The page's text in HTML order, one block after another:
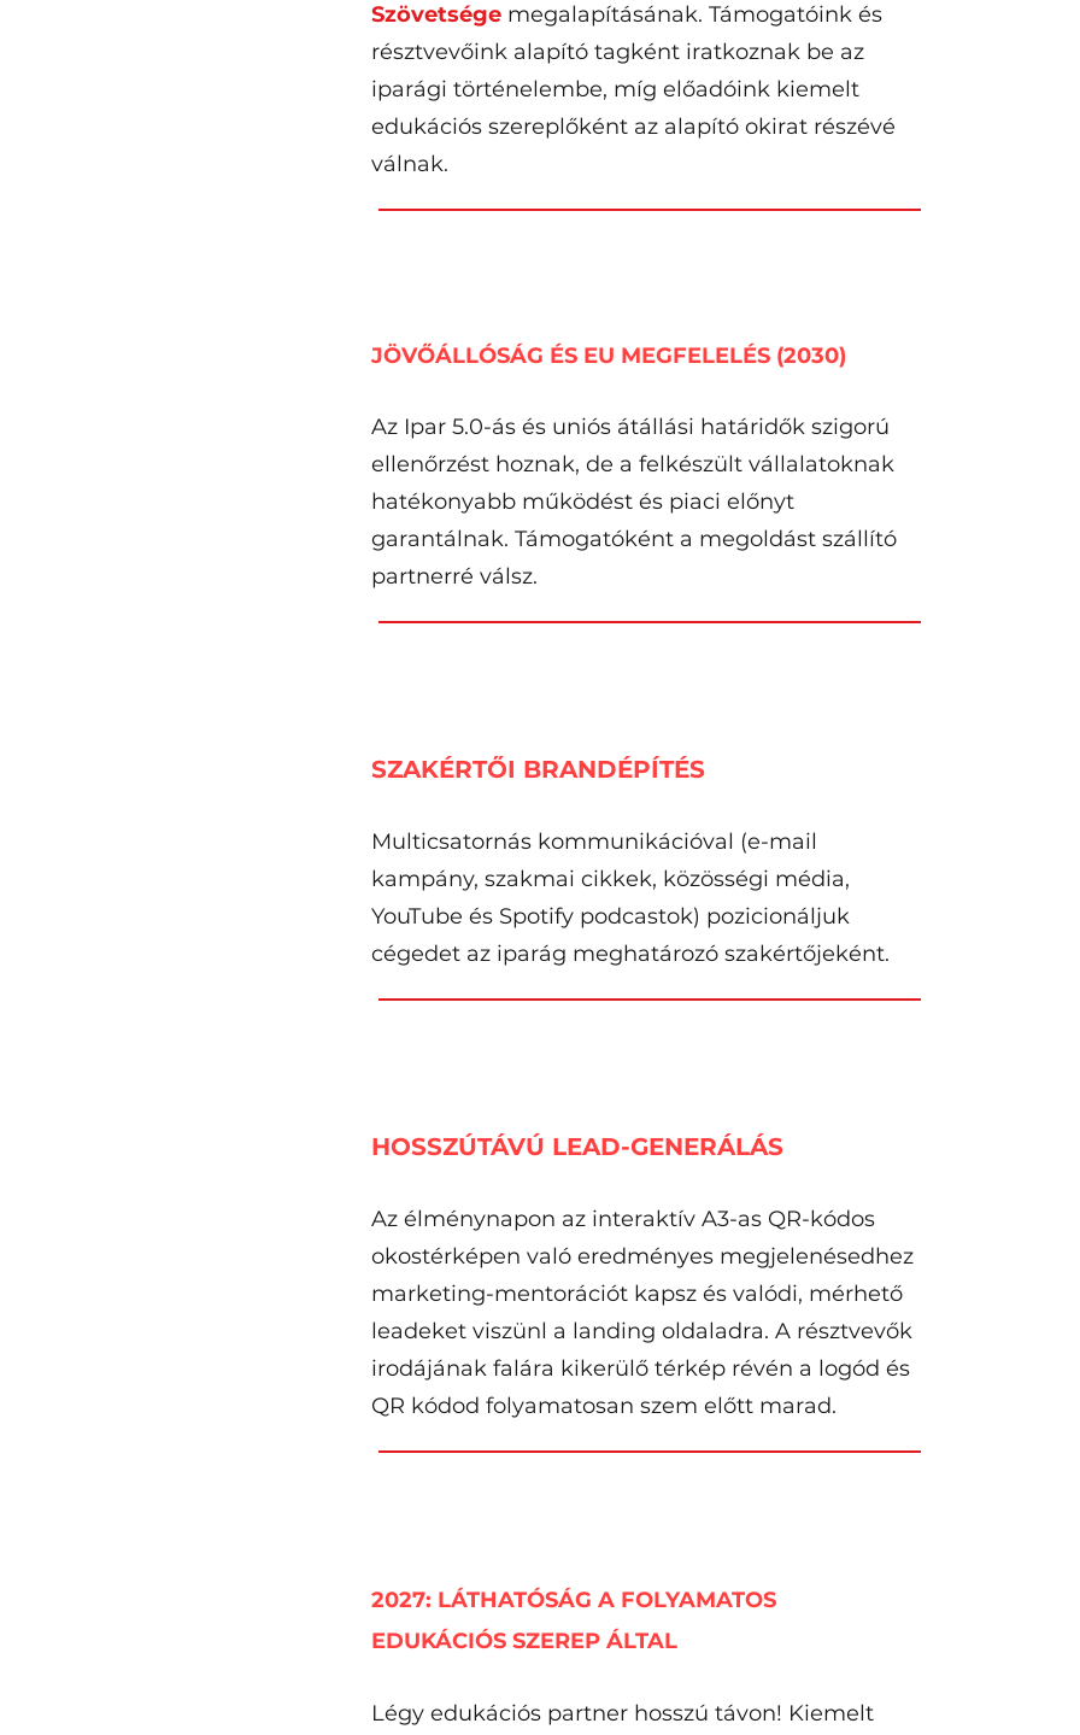
Szövetségemegalapításának. Támogatóink és
résztvevőink alapító tagként iratkoznak be az
iparági történelembe, míg előadóink kiemelt
edukációs szereplőként az alapító okirat részévé
válnak.
JÖVŐÁLLÓSÁG ÉS EU MEGFELELÉS (2030)
Az Ipar 5.0-ás és uniós átállási határidők szigorú
ellenőrzést hoznak, de a felkészült vállalatoknak
hatékonyabb működést és piaci előnyt
garantálnak. Támogatóként a megoldást szállító
partnerré válsz.
SZAKÉRTŐI BRANDÉPÍTÉS
Multicsatornás kommunikációval (e-mail
kampány, szakmai cikkek, közösségi média,
YouTube és Spotify podcastok) pozicionáljuk
cégedet az iparág meghatározó szakértőjeként.
HOSSZÚTÁVÚ LEAD-GENERÁLÁS
Az élménynapon az interaktív A3-as QR-kódos
okostérképen való eredményes megjelenésedhez
marketing-mentorációt kapsz és valódi, mérhető
leadeket viszünl a landing oldaladra. A résztvevők
irodájának falára kikerülő térkép révén a logód és
QR kódod folyamatosan szem előtt marad.
2027: LÁTHATÓSÁG A FOLYAMATOS
EDUKÁCIÓS SZEREP ÁLTAL
Légy edukációs partner hosszú távon! Kiemelt